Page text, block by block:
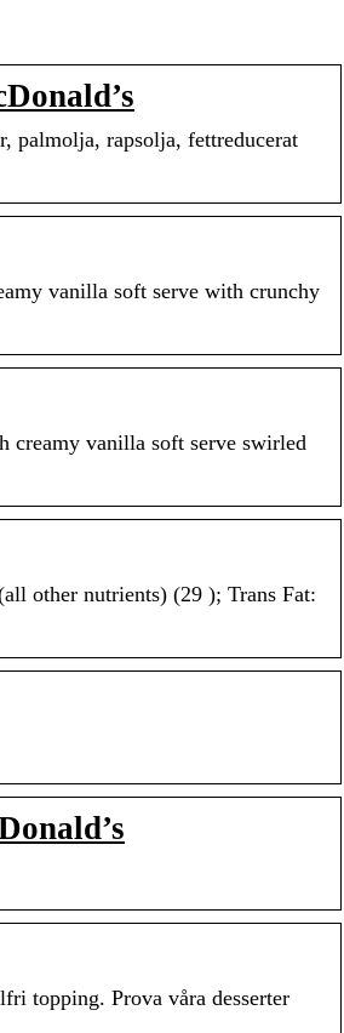
palmolja, rapsolja, fettreducerat
vanilla soft serve with crunchy
creamy vanilla soft serve swirled
other nutrients) (29 ); Trans Fat:
topping. Prova våra desserter